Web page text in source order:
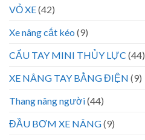
VỎ XE(42)
Xe nâng cắt kéo (9)
CẨU TAY MINI THỦY LỰC (44)
XE NÂNG TAY BẰNG ĐIỆN (9)
Thang nâng người(44)
ĐẦU BƠM XE NÂNG(9)